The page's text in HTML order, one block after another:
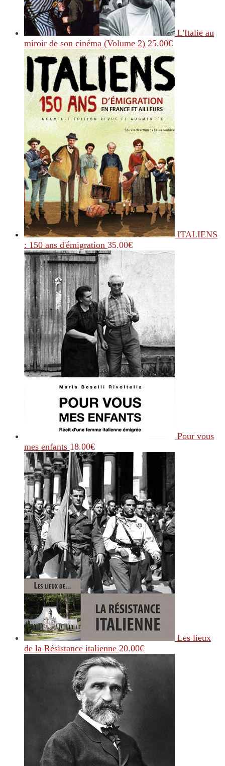
L'Italie au
miroir de son cinéma (Volume 2) 25.00€
ITALIENS
: 150 ans d'émigration 35.00€
Pour vous
mes enfants 18.00€
Les lieux
de la Résistance italienne 20.00€